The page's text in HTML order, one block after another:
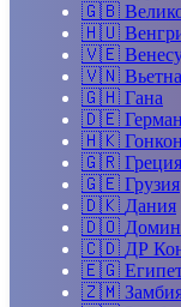
🇬🇧
🇭🇺
🇻🇪
🇻🇳
🇬🇭 Гана
🇩🇪
🇭🇰
🇬🇷 Греция
🇬🇪 Грузия
🇩🇰 Дания
🇩🇴
🇨🇩 ДР
🇪🇬
🇿🇲